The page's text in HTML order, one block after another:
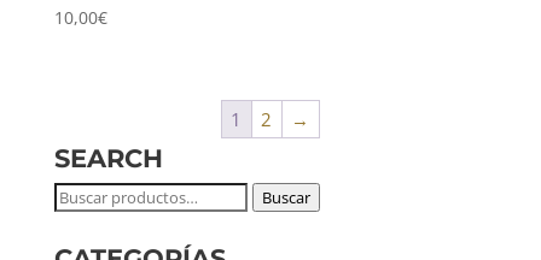
10,00€
1 2 →
SEARCH
Buscar
Buscar